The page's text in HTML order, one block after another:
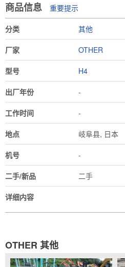
商品信息 重要提示
分类 其他
厂家 OTHER
型号 H4
出厂年份 -
工作时间 -
地点 岐阜县, 日本
机号 -
二手/新品 二手
详细内容
OTHER 其他